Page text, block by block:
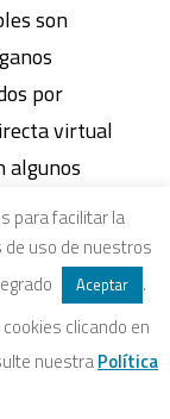
son
por
virtual
algunos
pues
de
para facilitar la
uso de nuestros
Aceptar
.
clicando en
nuestraPolítica